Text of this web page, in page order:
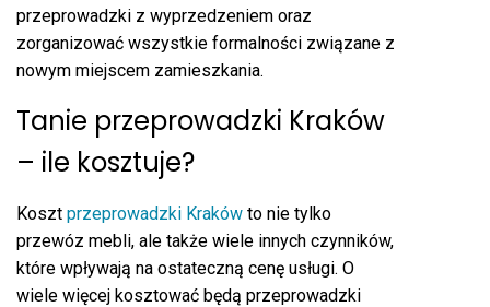
przeprowadzki z wyprzedzeniem oraz
zorganizować wszystkie formalności związane z
nowym miejscem zamieszkania.
Tanie przeprowadzki Kraków
– ile kosztuje?
Koszt przeprowadzki Kraków to nie tylko
przewóz mebli, ale także wiele innych czynników,
które wpływają na ostateczną cenę usługi. O
wiele więcej kosztować będą przeprowadzki